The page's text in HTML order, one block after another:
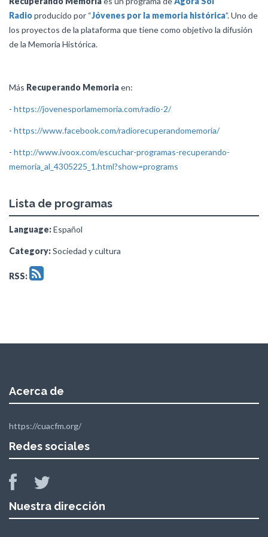
Radioproducido por “Jóvenes por la memoria histórica”. Uno de
los proyectos de la plataforma que tiene como objetivo la difusión
de la Memoria Histórica.
Más Recuperando Memoriaen:
- https://jovenesporlamemoria.com/radio-2/
- https://www.facebook.com/radiorecuperandomemoria/
- http://www.ivoox.com/escuchar-programas-recuperando-
memoria_al_4305225_1.html?show=programs
Lista de programas
Language:Español
Category:Sociedad y cultura
RSS:
Acerca de
https://cuacfm.org/
Redes sociales
Nuestra dirección